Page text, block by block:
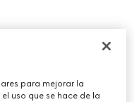
para mejorar la
uso que se hace de la